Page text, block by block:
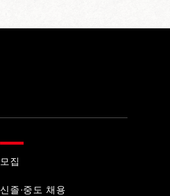
모집
신졸·중도 채용